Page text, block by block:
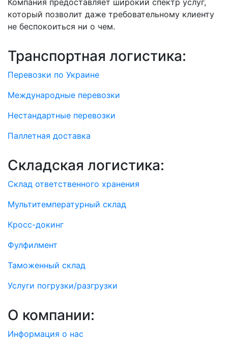
который позволит даже требовательному клиенту
не беспокоиться ни о чем.
Транспортная логистика:
Перевозки по Украине
Международные перевозки
Нестандартные перевозки
Паллетная доставка
Складская логистика:
Склад ответственного хранения
Мультитемпературный склад
Кросс-докинг
Фулфилмент
Таможенный склад
Услуги погрузки/разгрузки
О компании:
Информация о нас